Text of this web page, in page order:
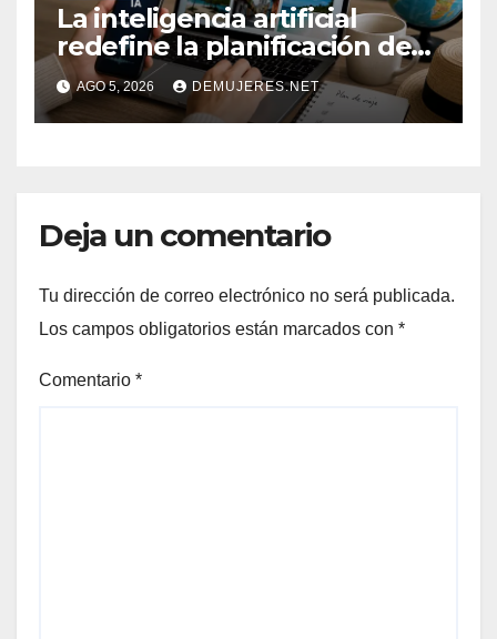
La inteligencia artificial
redefine la planificación de
viajes: Los huéspedes
centran sus decisiones y
expectativas enfocándose en
AGO 5, 2026 DEMUJERES.NET
Deja un comentario
Tu dirección de correo electrónico no será publicada.
Los campos obligatorios están marcados con *
Comentario *